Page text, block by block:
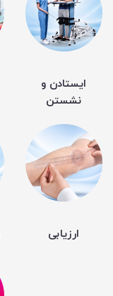
ایستادن و
نشستن
ارزیابی